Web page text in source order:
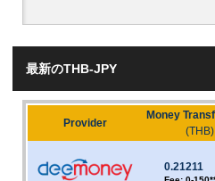
最新のTHB-JPY